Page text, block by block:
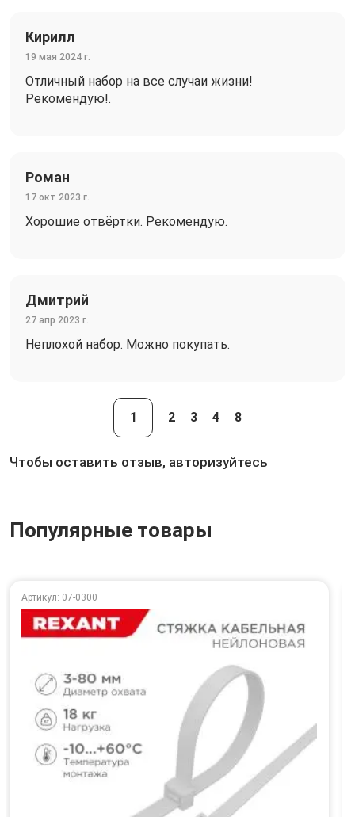
Кирилл
19 мая 2024 г.
Отличный набор на все случаи жизни!
Рекомендую!.
Роман
17 окт 2023 г.
Хорошие отвёртки. Рекомендую.
Дмитрий
27 апр 2023 г.
Неплохой набор. Можно покупать.
1 2 3 4 8
Чтобы оставить отзыв, авторизуйтесь
Популярные товары
Артикул: 07-0300